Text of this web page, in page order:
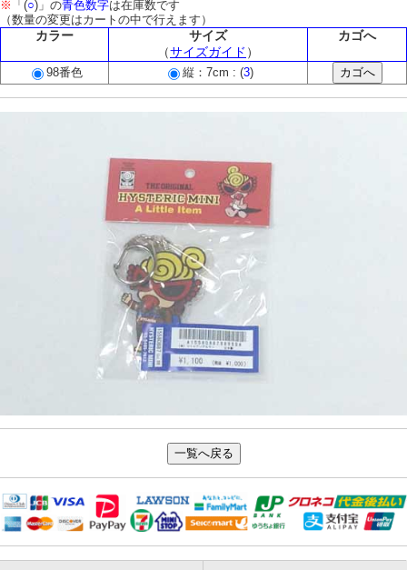
※ 「(○)」の青色数字は在庫数です
（数量の変更はカートの中で行えます）
カラー
サイズ
（サイズガイド ）
カゴへ
98番色 縦：7cm : (3)